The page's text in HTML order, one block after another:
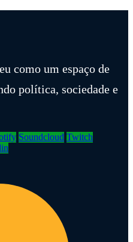
como um espaço de
política, sociedade e
Soundcloud Twitch